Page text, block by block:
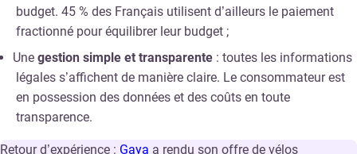
budget. 45 % des Français utilisent d’ailleurs le paiement
fractionné pour équilibrer leur budget ;
Une gestion simple et transparente : toutes les informations
légales s’affichent de manière claire. Le consommateur est
en possession des données et des coûts en toute
transparence.
Retour d’expérience : Gaya a rendu son offre de vélos